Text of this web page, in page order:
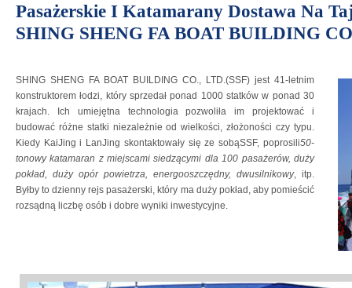
Pasażerskie I Katamarany Dostawa Na
SHING SHENG FA BOAT BUILDING
SHING SHENG FA BOAT BUILDING CO., LTD.(SSF) jest 41-letnim
konstruktorem łodzi, który sprzedał ponad 1000 statków w ponad 30
krajach. Ich umiejętna technologia pozwoliła im projektować i
budować różne statki niezależnie od wielkości, złożoności czy typu.
Kiedy KaiJing i LanJing skontaktowały się ze sobąSSF, poprosili50-
tonowy katamaran z miejscami siedzącymi dla 100 pasażerów, duży
pokład, duży opór powietrza, energooszczędny, dwusilnikowy, itp.
Byłby to dzienny rejs pasażerski, który ma duży pokład, aby pomieścić
rozsądną liczbę osób i dobre wyniki inwestycyjne.